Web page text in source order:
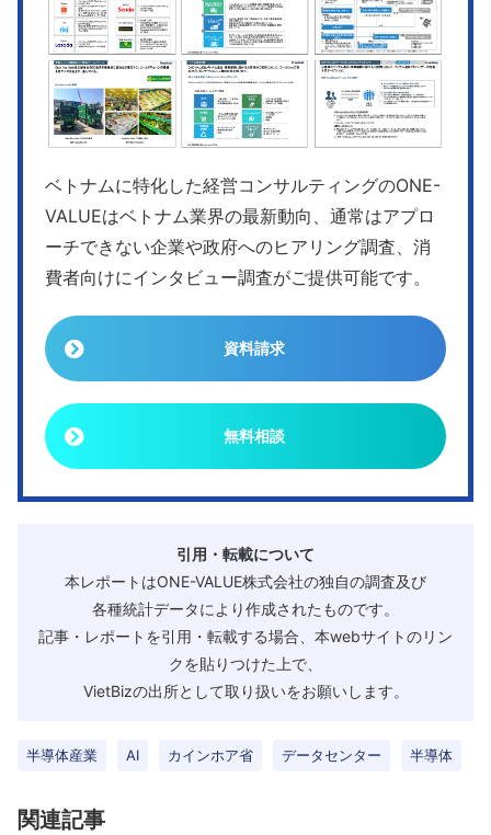
ベトナムに特化した経営コンサルティングのONE-
VALUEはベトナム業界の最新動向、通常はアプロ
ーチできない企業や政府へのヒアリング調査、消
費者向けにインタビュー調査がご提供可能です。
資料請求
無料相談
引用・転載について
本レポートはONE-VALUE株式会社の独自の調査及び
各種統計データにより作成されたものです。
記事・レポートを引用・転載する場合、本webサイトのリン
クを貼りつけた上で、
VietBizの出所として取り扱いをお願いします。
半導体産業 AI カインホア省 データセンター 半導体
関連記事